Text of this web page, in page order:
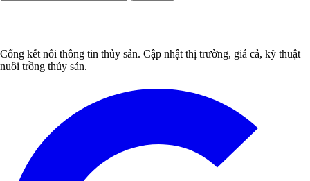
Cổng kết nối thông tin thủy sản. Cập nhật thị trường, giá cả, kỹ thuật
nuôi trồng thủy sản.